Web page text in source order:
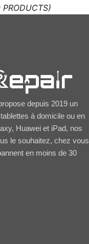
PRODUCTS)
depuis 2019 un
à domicile ou en
Huawei et iPad, nos
le souhaitez, chez vous
en moins de 30